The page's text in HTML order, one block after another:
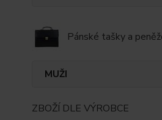
Pánské tašky a
MUŽI
ZBOŽÍ DLE VÝROBCE